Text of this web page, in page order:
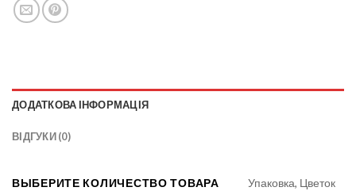
ДОДАТКОВА ІНФОРМАЦІЯ
ВІДГУКИ (0)
ВЫБЕРИТЕ КОЛИЧЕСТВО ТОВАРА Упаковка, Цветок